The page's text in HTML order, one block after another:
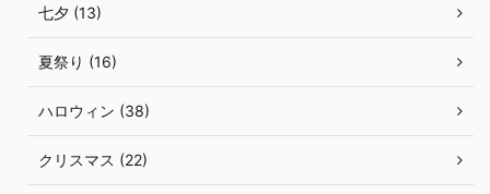
七夕 (13)
夏祭り (16)
ハロウィン (38)
クリスマス (22)